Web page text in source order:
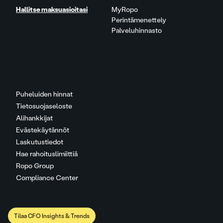
Puheluiden hinnat
Tietosuojaseloste
Alihankkijat
Evästekäytännöt
Laskutustiedot
Hae rahoituslimiittiä
Ropo Group
Compliance Center
Hallitse maksuasioitasi
MyRopo
Perintämenettely
Palveluhinnasto
Tilaa CFO Insights & Trends